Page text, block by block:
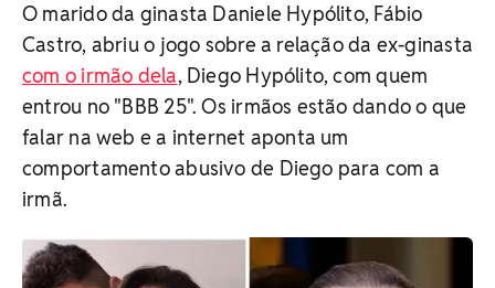
O marido da ginasta Daniele Hypólito, Fábio
Castro, abriu o jogo sobre a relação da ex-ginasta
com o irmão dela, Diego Hypólito, com quem
entrou no "BBB 25". Os irmãos estão dando o que
falar na web e a internet aponta um
comportamento abusivo de Diego para com a
irmã.